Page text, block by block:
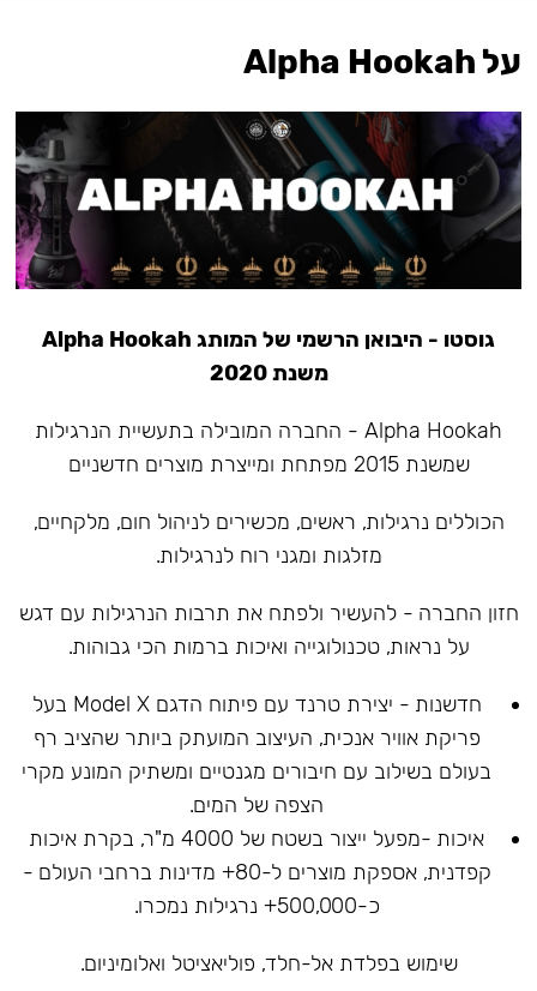
על Alpha Hookah
גוסטו - היבואן הרשמי של המותג Alpha Hookah
משנת 2020
Alpha Hookah - החברה המובילה בתעשיית הנרגילות
שמשנת 2015 מפתחת ומייצרת מוצרים חדשניים
הכוללים נרגילות, ראשים, מכשירים לניהול חום, מלקחיים,
מזלגות ומגני רוח לנרגילות.
חזון החברה - להעשיר ולפתח את תרבות הנרגילות עם דגש
על נראות, טכנולוגייה ואיכות ברמות הכי גבוהות.
חדשנות - יצירת טרנד עם פיתוח הדגם Model X בעל
פריקת אוויר אנכית, העיצוב המועתק ביותר שהציב רף
בעולם בשילוב עם חיבורים מגנטיים ומשתיק המונע מקרי
הצפה של המים.
איכות -מפעל ייצור בשטח של 4000 מ"ר, בקרת איכות
קפדנית, אספקת מוצרים ל-80+ מדינות ברחבי העולם -
כ-500,000+ נרגילות נמכרו.
שימוש בפלדת אל-חלד, פוליאציטל ואלומיניום.